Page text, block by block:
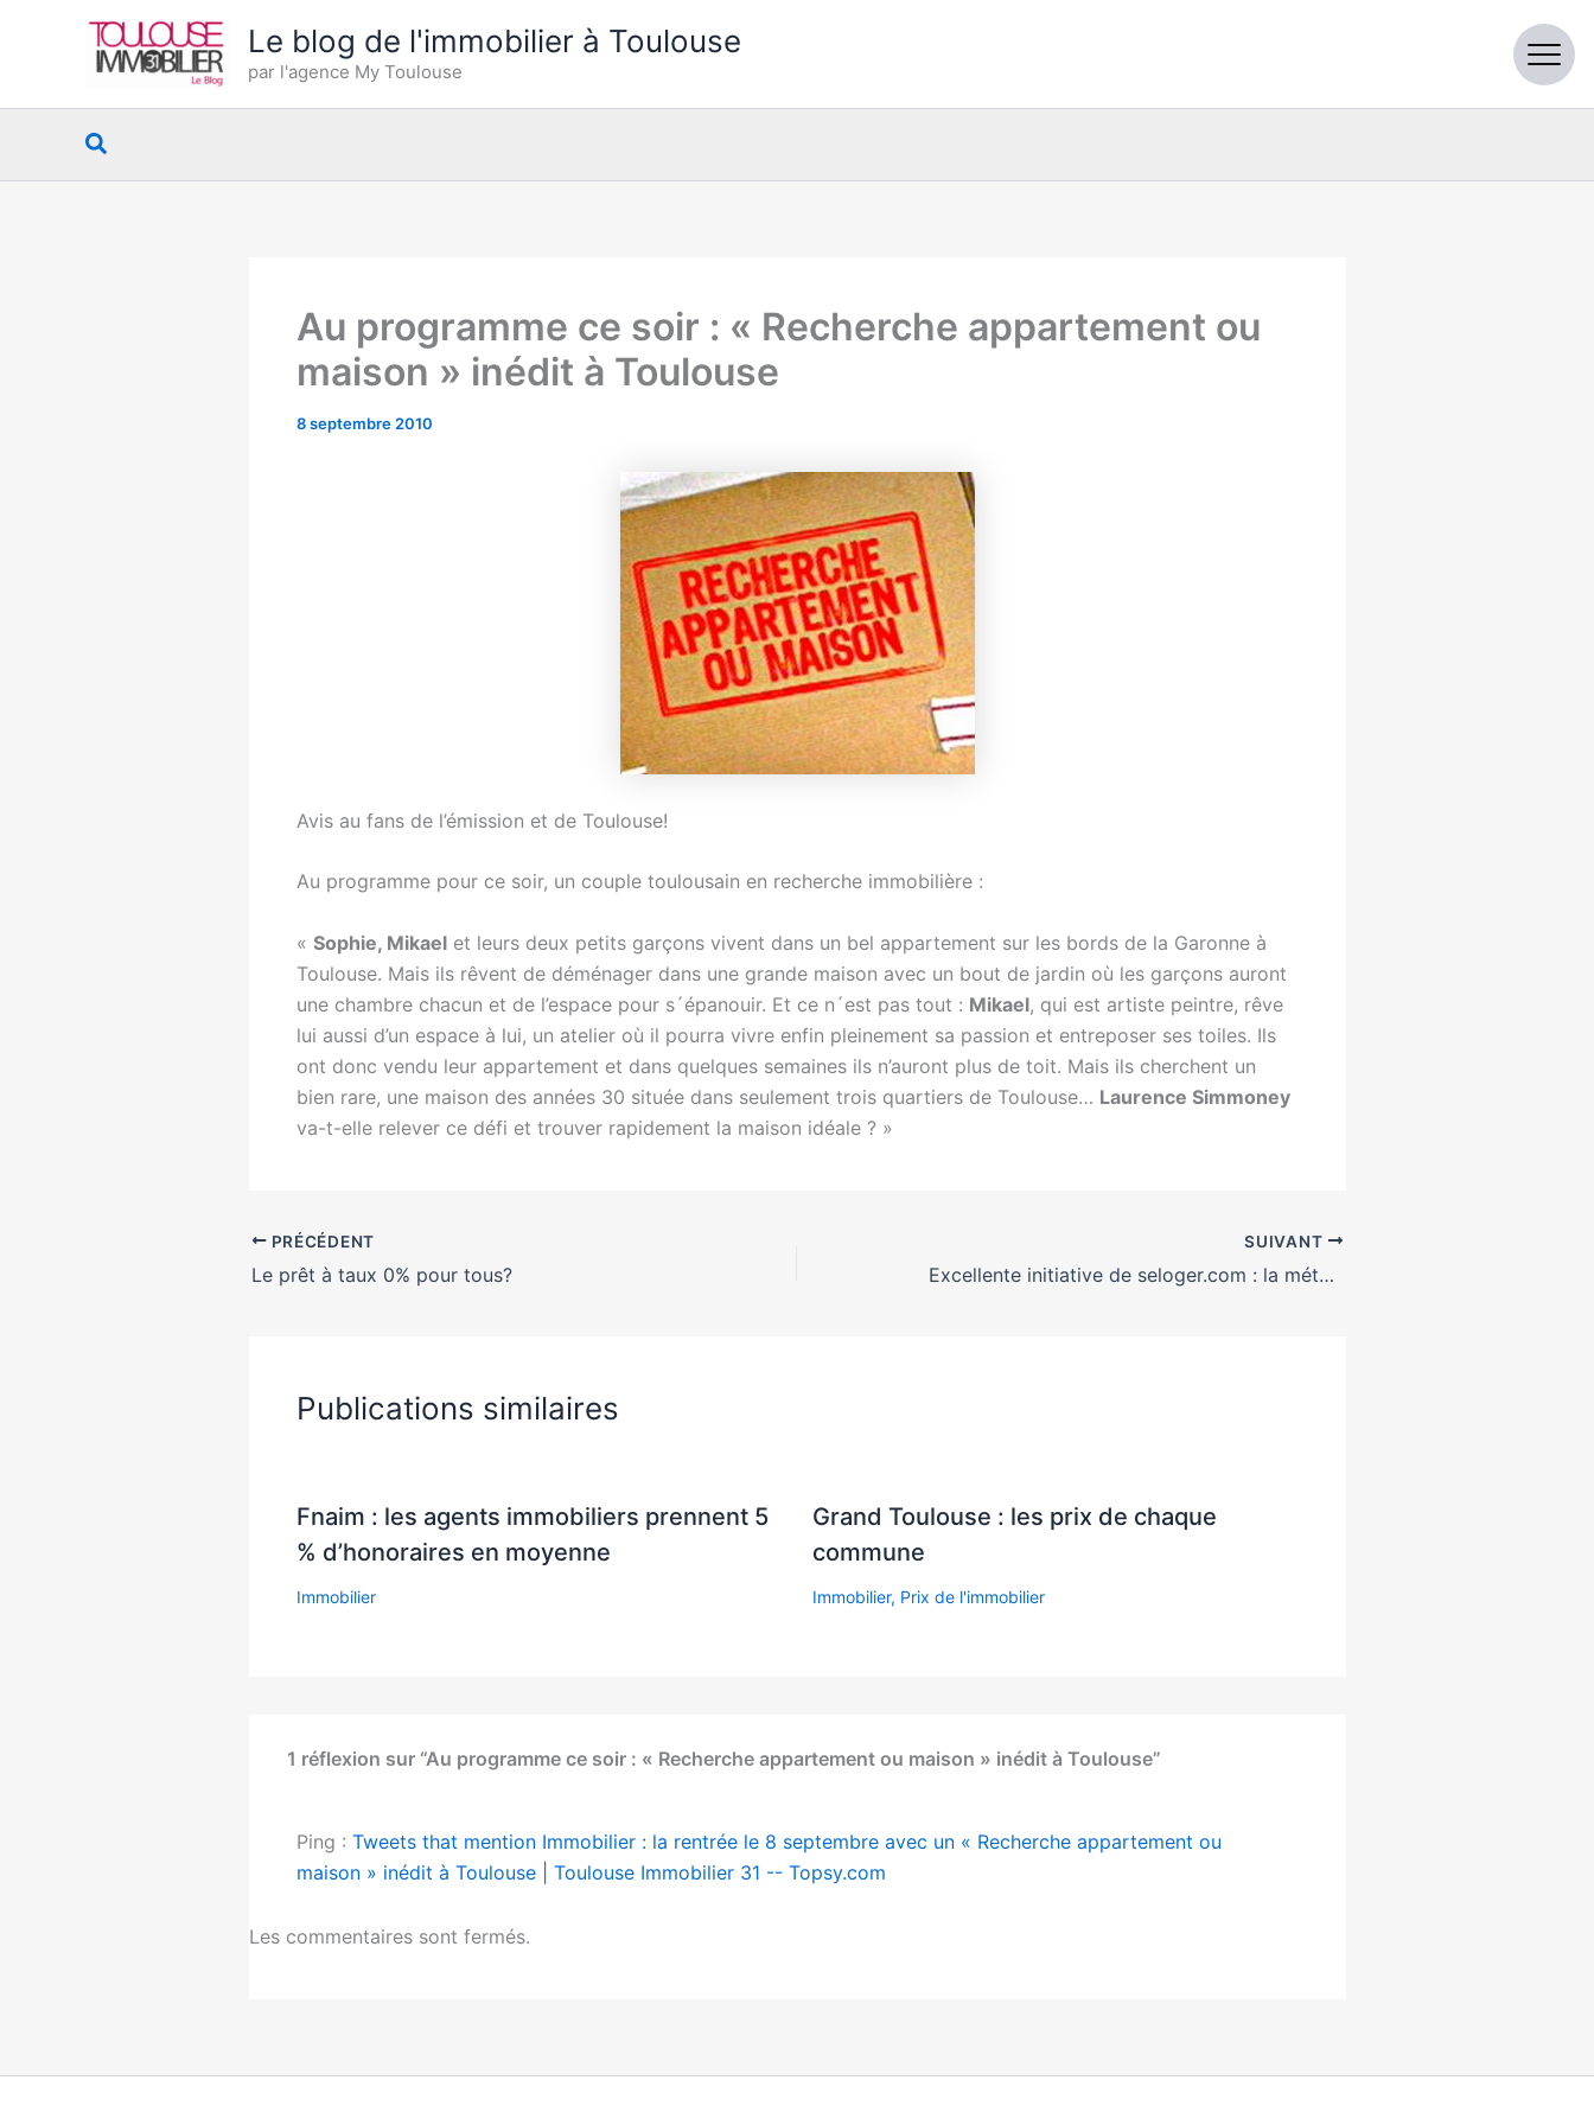
Le blog de l'immobilier à Toulouse
par l'agence My Toulouse
Rechercher
Au programme ce soir : « Recherche appartement ou
maison » inédit à Toulouse
8 septembre 2010
Avis au fans de l’émission et de Toulouse!
Au programme pour ce soir, un couple toulousain en recherche immobilière :
« Sophie, Mikaelet leurs deux petits garçons vivent dans un bel appartement sur les bords de la Garonne à
Toulouse. Mais ils rêvent de déménager dans une grande maison avec un bout de jardin où les garçons auront
une chambre chacun et de l’espace pour s´épanouir. Et ce n´est pas tout : Mikael, qui est artiste peintre, rêve
lui aussi d’un espace à lui, un atelier où il pourra vivre enfin pleinement sa passion et entreposer ses toiles. Ils
ont donc vendu leur appartement et dans quelques semaines ils n’auront plus de toit. Mais ils cherchent un
bien rare, une maison des années 30 située dans seulement trois quartiers de Toulouse… Laurence Simmoney
va-t-elle relever ce défi et trouver rapidement la maison idéale ? »
PRÉCÉDENT
Le prêt à taux 0% pour tous?
SUIVANT
Excellente initiative de seloger.com : la météo de l’immobilier
Publications similaires
Fnaim : les agents immobiliers prennent 5
% d’honoraires en moyenne
Immobilier
Grand Toulouse : les prix de chaque
commune
Immobilier, Prix de l'immobilier
1 réflexion sur “Au programme ce soir : « Recherche appartement ou maison » inédit à Toulouse”
Ping : Tweets that mention Immobilier : la rentrée le 8 septembre avec un « Recherche appartement ou
maison » inédit à Toulouse | Toulouse Immobilier 31 -- Topsy.com
Les commentaires sont fermés.